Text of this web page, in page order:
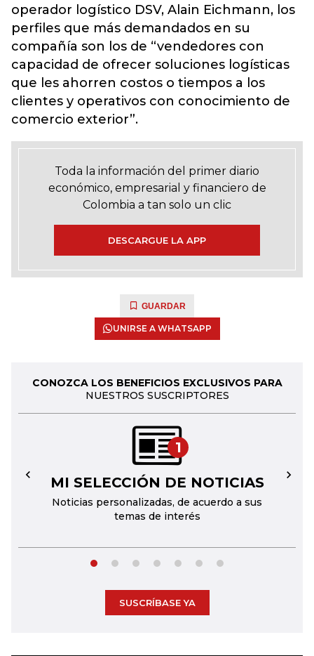
operador logístico DSV, Alain Eichmann, los
perfiles que más demandados en su
compañía son los de “vendedores con
capacidad de ofrecer soluciones logísticas
que les ahorren costos o tiempos a los
clientes y operativos con conocimiento de
comercio exterior”.
Toda la información del primer diario
económico, empresarial y financiero de
Colombia a tan solo un clic
DESCARGUE LA APP
GUARDAR
UNIRSE A WHATSAPP
CONOZCA LOS BENEFICIOS EXCLUSIVOS PARA
NUESTROS SUSCRIPTORES
1
MI SELECCIÓN DE NOTICIAS
Noticias personalizadas, de acuerdo a sus
temas de interés
← →
SUSCRÍBASE YA